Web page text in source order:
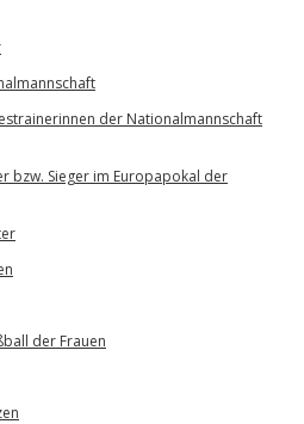
der Nationalmannschaft
bzw. Sieger im Europapokal der
der Frauen